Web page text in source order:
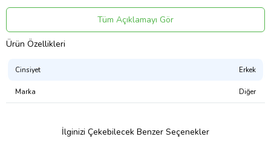
Kapama Şekli:Bağcıklı
Üretim Yeri:Türkiye
Tüm Açıklamayı Gör
Ürün Özellikleri
Cinsiyet Erkek
Marka Diğer
İlginizi Çekebilecek Benzer Seçenekler